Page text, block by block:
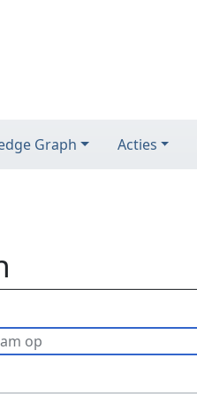
Graph Acties